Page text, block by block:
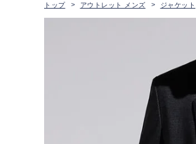
トップ アウトレット メンズ ジャケット